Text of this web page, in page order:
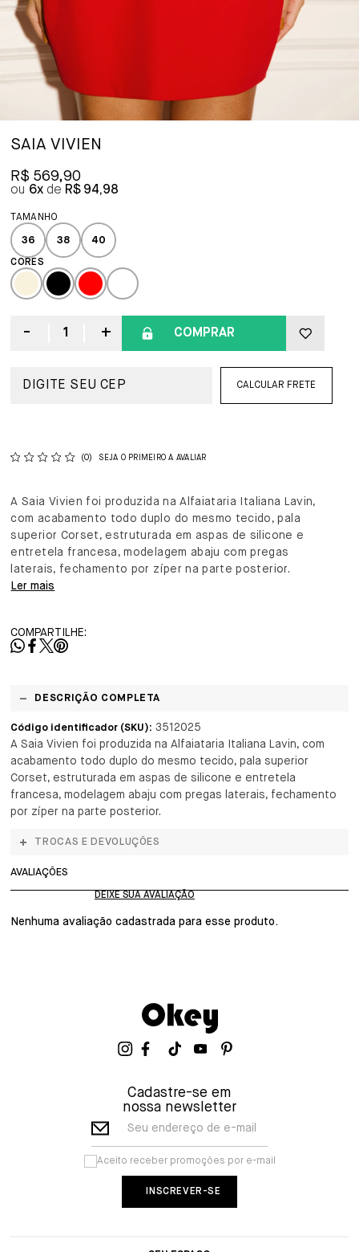
SAIA VIVIEN
R$ 569,90
6x R$ 94,98
36 38 40
COMPRAR
CALCULAR FRETE
(0) SEJA O PRIMEIRO A AVALIAR
A Saia Vivien foi produzida na Alfaiataria Italiana Lavin,
com acabamento todo duplo do mesmo tecido, pala
superior Corset, estruturada em aspas de silicone e
entretela francesa, modelagem abaju com pregas
laterais, fechamento por zíper na parte posterior.
Ler mais
COMPARTILHE:
DESCRIÇÃO COMPLETA
Código identificador (SKU): 3512025
A Saia Vivien foi produzida na Alfaiataria Italiana Lavin, com
acabamento todo duplo do mesmo tecido, pala superior
Corset, estruturada em aspas de silicone e entretela
francesa, modelagem abaju com pregas laterais, fechamento
por zíper na parte posterior.
TROCAS E DEVOLUÇÕES
AVALIAÇÕES
Nenhuma avaliação cadastrada para esse produto.
Cadastre-se em
nossa newsletter
Seu endereço de e-mail
Aceito receber promoções por e-mail